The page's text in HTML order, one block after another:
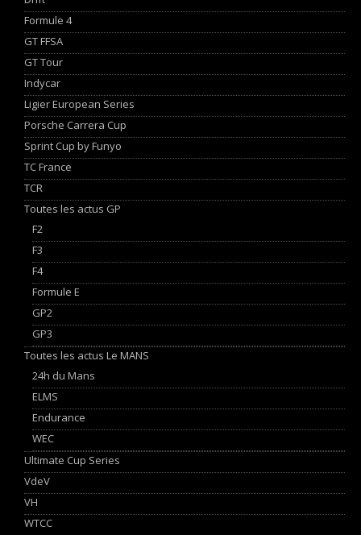
Formule 4
GT FFSA
GT Tour
Indycar
Ligier European Series
Porsche Carrera Cup
Sprint Cup by Funyo
TC France
TCR
Toutes les actus GP
F2
F3
F4
Formule E
GP2
GP3
Toutes les actus Le MANS
24h du Mans
ELMS
Endurance
WEC
Ultimate Cup Series
VdeV
VH
WTCC